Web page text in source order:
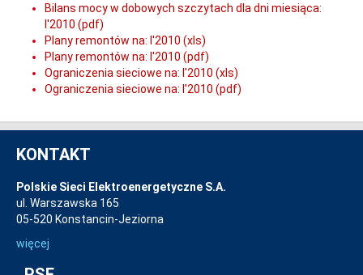
Bilans mocy w dobowych szczytach dla dni miesiąca:
I'2010 (pdf)
Plany remontów na: I'2010 (xls)
Plany remontów na: I'2010 (pdf)
Ograniczenia sieciowe na: I'2010 (xls)
Ograniczenia sieciowe na: I'2010 (pdf)
KONTAKT
Polskie Sieci Elektroenergetyczne S.A.
ul. Warszawska 165
05-520 Konstancin-Jeziorna
więcej